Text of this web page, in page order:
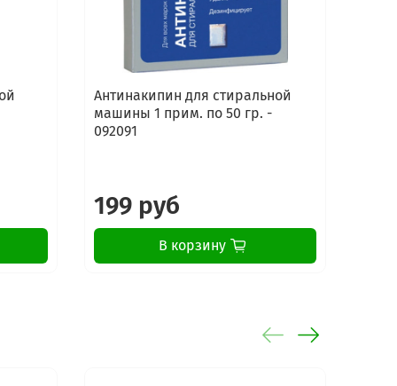
Антинакипин для стиральной
машины 1 прим. по 50 гр. -
092091
199 руб
В корзину